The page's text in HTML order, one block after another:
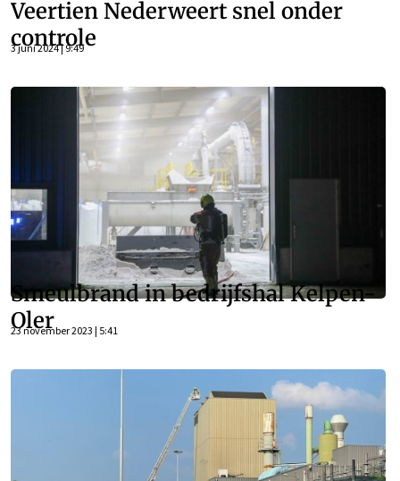
Veertien Nederweert snel onder
controle
3 juni 2024 | 9:49
Smeulbrand in bedrijfshal Kelpen-
Oler
23 november 2023 | 5:41